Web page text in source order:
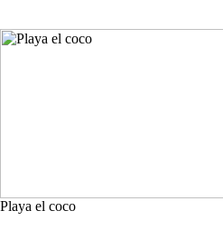
Playa el coco